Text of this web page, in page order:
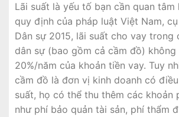
Lãi suất là yếu tố bạn cần quan tâm
quy định của pháp luật Việt Nam,
Dân sự 2015, lãi suất cho vay trong
dân sự (bao gồm cả cầm đồ)
20%/năm của khoản tiền vay. Tuy
cầm đồ là đơn vị kinh doanh có
suất, họ có thể thu thêm các khoản
như phí bảo quản tài sản, phí thẩm